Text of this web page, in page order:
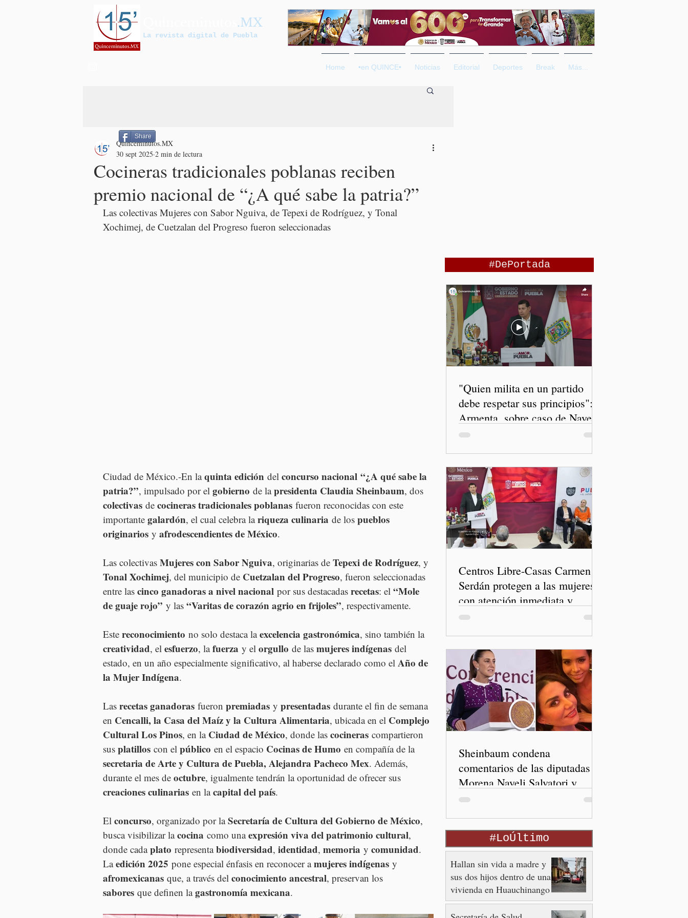
.MX
La revista digital de Puebla
Home •en QUINCE• Noticias Editorial Deportes Break Más...
Cocineras tradicionales poblanas reciben
premio nacional de “¿A qué sabe la patria?”
Quinceminutos.MX
30 sept 2025 2 min de lectura
Las colectivas Mujeres con Sabor Nguiva, de Tepexi de Rodríguez, y Tonal
Xochimej, de Cuetzalan del Progreso fueron seleccionadas
Ciudad de México.-En la quinta edición del concurso nacional “¿A qué sabe la
patria?”, impulsado por el gobierno de la presidenta Claudia Sheinbaum, dos
colectivas de cocineras tradicionales poblanas fueron reconocidas con este
importante galardón, el cual celebra la riqueza culinaria de los pueblos
originarios y afrodescendientes de México.
Las colectivas Mujeres con Sabor Nguiva, originarias de Tepexi de Rodríguez, y
Tonal Xochimej, del municipio de Cuetzalan del Progreso, fueron seleccionadas
entre las cinco ganadoras a nivel nacional por sus destacadas recetas: el “Mole
de guaje rojo” y las “Varitas de corazón agrio en frijoles”, respectivamente.
Este reconocimiento no solo destaca la excelencia gastronómica, sino también la
creatividad, el esfuerzo, la fuerza y el orgullo de las mujeres indígenas del
estado, en un año especialmente significativo, al haberse declarado como el Año de
la Mujer Indígena.
Las recetas ganadoras fueron premiadas y presentadas durante el fin de semana
en Cencalli, la Casa del Maíz y la Cultura Alimentaria, ubicada en el Complejo
Cultural Los Pinos, en la Ciudad de México, donde las cocineras compartieron
sus platillos con el público en el espacio Cocinas de Humo en compañía de la
secretaria de Arte y Cultura de Puebla, Alejandra Pacheco Mex. Además,
durante el mes de octubre, igualmente tendrán la oportunidad de ofrecer sus
creaciones culinarias en la capital del país.
El concurso, organizado por la Secretaría de Cultura del Gobierno de México,
busca visibilizar la cocina como una expresión viva del patrimonio cultural,
donde cada plato representa biodiversidad, identidad, memoria y comunidad.
La edición 2025 pone especial énfasis en reconocer a mujeres indígenas y
afromexicanas que, a través del conocimiento ancestral, preservan los
sabores que definen la gastronomía mexicana.
Share
#DePortada
"Quien milita en un partido
debe respetar sus principios":
Armenta, sobre caso de Nayeli
Salvatori y Graciela Palomares
Centros Libre-Casas Carmen
Serdán protegen a las mujeres
con atención inmediata y
disminuyen feminicidios
Sheinbaum condena
comentarios de las diputadas de
Morena Nayeli Salvatori y
Graciela Palomares
#LoÚltimo
Hallan sin vida a madre y
sus dos hijos dentro de una
vivienda en Huauchinango